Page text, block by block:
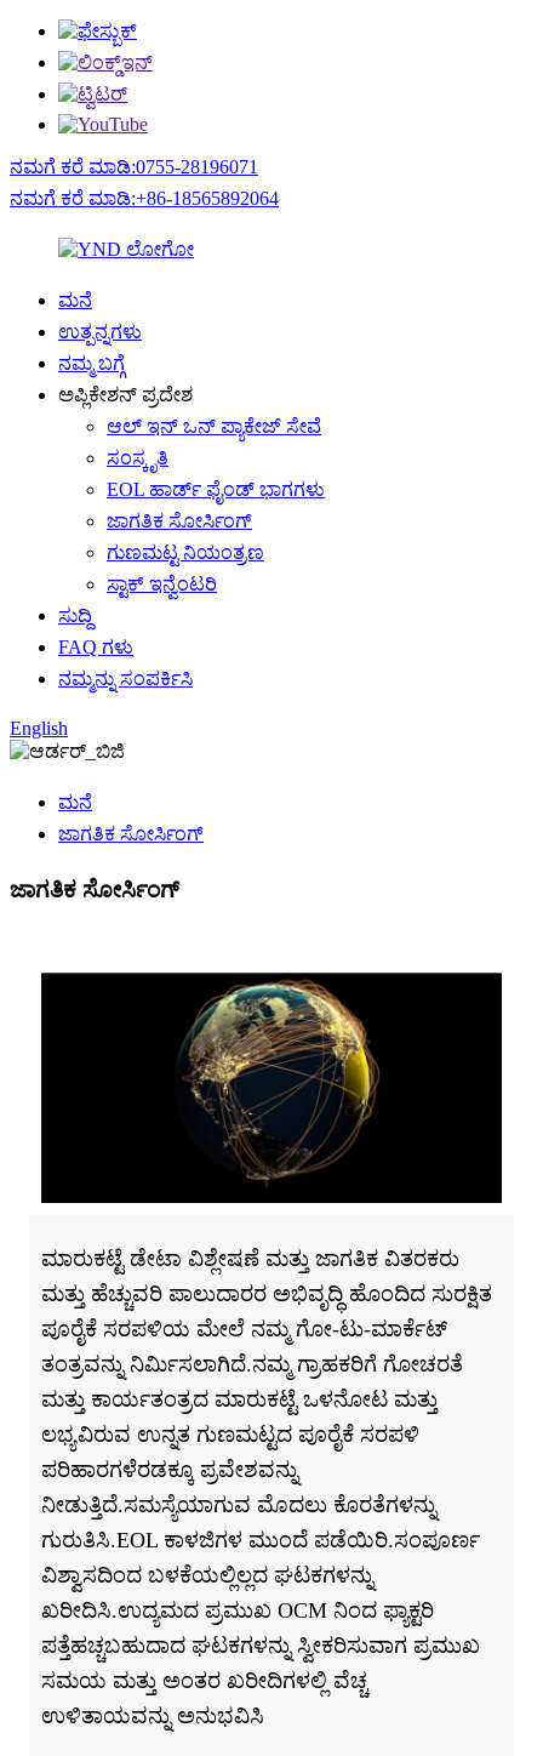
ನಮಗೆ ಕರೆ ಮಾಡಿ:0755-28196071
ನಮಗೆ ಕರೆ ಮಾಡಿ:+86-18565892064
ಮನೆ
ಉತ್ಪನ್ನಗಳು
ನಮ್ಮ ಬಗ್ಗೆ
ಅಪ್ಲಿಕೇಶನ್ ಪ್ರದೇಶ
ಆಲ್ ಇನ್ ಒನ್ ಪ್ಯಾಕೇಜ್ ಸೇವೆ
ಸಂಸ್ಕೃತಿ
EOL ಹಾರ್ಡ್ ಫೈಂಡ್ ಭಾಗಗಳು
ಜಾಗತಿಕ ಸೋರ್ಸಿಂಗ್
ಗುಣಮಟ್ಟ ನಿಯಂತ್ರಣ
ಸ್ಟಾಕ್ ಇನ್ವೆಂಟರಿ
ಸುದ್ದಿ
FAQ ಗಳು
ನಮ್ಮನ್ನು ಸಂಪರ್ಕಿಸಿ
English
ಮನೆ
ಜಾಗತಿಕ ಸೋರ್ಸಿಂಗ್
ಜಾಗತಿಕ ಸೋರ್ಸಿಂಗ್
ಮಾರುಕಟ್ಟೆ ಡೇಟಾ ವಿಶ್ಲೇಷಣೆ ಮತ್ತು ಜಾಗತಿಕ ವಿತರಕರು
ಮತ್ತು ಹೆಚ್ಚುವರಿ ಪಾಲುದಾರರ ಅಭಿವೃದ್ಧಿ ಹೊಂದಿದ ಸುರಕ್ಷಿತ
ಪೂರೈಕೆ ಸರಪಳಿಯ ಮೇಲೆ ನಮ್ಮ ಗೋ-ಟು-ಮಾರ್ಕೆಟ್
ತಂತ್ರವನ್ನು ನಿರ್ಮಿಸಲಾಗಿದೆ.ನಮ್ಮ ಗ್ರಾಹಕರಿಗೆ ಗೋಚರತೆ
ಮತ್ತು ಕಾರ್ಯತಂತ್ರದ ಮಾರುಕಟ್ಟೆ ಒಳನೋಟ ಮತ್ತು
ಲಭ್ಯವಿರುವ ಉನ್ನತ ಗುಣಮಟ್ಟದ ಪೂರೈಕೆ ಸರಪಳಿ
ಪರಿಹಾರಗಳೆರಡಕ್ಕೂ ಪ್ರವೇಶವನ್ನು
ನೀಡುತ್ತಿದೆ.ಸಮಸ್ಯೆಯಾಗುವ ಮೊದಲು ಕೊರತೆಗಳನ್ನು
ಗುರುತಿಸಿ.EOL ಕಾಳಜಿಗಳ ಮುಂದೆ ಪಡೆಯಿರಿ.ಸಂಪೂರ್ಣ
ವಿಶ್ವಾಸದಿಂದ ಬಳಕೆಯಲ್ಲಿಲ್ಲದ ಘಟಕಗಳನ್ನು
ಖರೀದಿಸಿ.ಉದ್ಯಮದ ಪ್ರಮುಖ OCM ನಿಂದ ಫ್ಯಾಕ್ಟರಿ
ಪತ್ತೆಹಚ್ಚಬಹುದಾದ ಘಟಕಗಳನ್ನು ಸ್ವೀಕರಿಸುವಾಗ ಪ್ರಮುಖ
ಸಮಯ ಮತ್ತು ಅಂತರ ಖರೀದಿಗಳಲ್ಲಿ ವೆಚ್ಚ
ಉಳಿತಾಯವನ್ನು ಅನುಭವಿಸಿ